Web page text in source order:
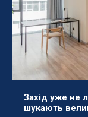
Захід уже не
шукають